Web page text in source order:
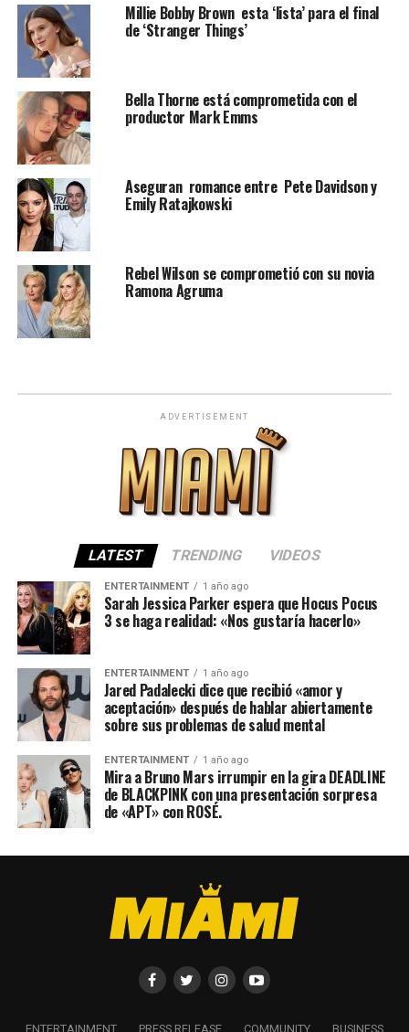
Millie Bobby Brown esta ‘lista’ para el final
de ‘Stranger Things’
Bella Thorne está comprometida con el
productor Mark Emms
Aseguran romance entre Pete Davidson y
Emily Ratajkowski
Rebel Wilson se comprometió con su novia
Ramona Agruma
ADVERTISEMENT
LATEST TRENDING VIDEOS
ENTERTAINMENT 1 año ago
Sarah Jessica Parker espera que Hocus Pocus
3 se haga realidad: «Nos gustaría hacerlo»
ENTERTAINMENT 1 año ago
Jared Padalecki dice que recibió «amor y
aceptación» después de hablar abiertamente
sobre sus problemas de salud mental
ENTERTAINMENT 1 año ago
Mira a Bruno Mars irrumpir en la gira DEADLINE
de BLACKPINK con una presentación sorpresa
de «APT» con ROSÉ.
ENTERTAINMENT PRESS RELEASE COMMUNITY BUSINESS